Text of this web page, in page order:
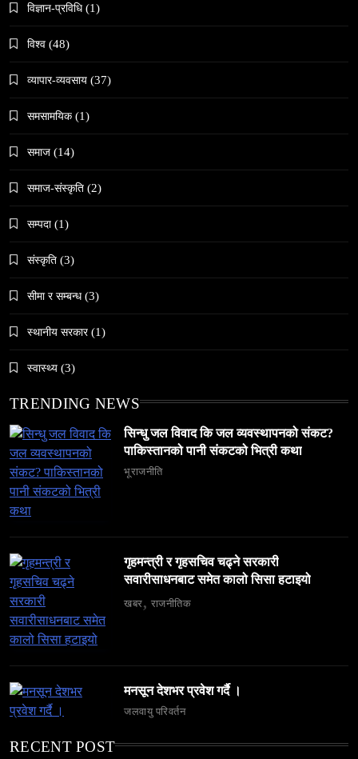
समाज
जनकपुरधाममा ‘मधेस प्रादेशिक ललितकला प्रदर्शनी
अलउला: साउदी अरबको रेगिस्तानी मोती र सांस्कृतिक
सम्पदाको केन्द्र
व्यापार-व्यवसाय समाज
टक्सारको परम्परागत धातु उद्योग संकटमा
February 22, 2026
विज्ञान-प्रविधि (1)
विश्व (48)
व्यापार-व्यवसाय (37)
समसामयिक (1)
समाज (14)
समाज-संस्कृति (2)
सम्पदा (1)
संस्कृति (3)
सीमा र सम्बन्ध (3)
स्थानीय सरकार (1)
स्वास्थ्य (3)
TRENDING NEWS
सिन्धु जल विवाद कि जल व्यवस्थापनको संकट?
पाकिस्तानको पानी संकटको भित्री कथा
भूराजनीति
गृहमन्त्री र गृहसचिव चढ्ने सरकारी
सवारीसाधनबाट समेत कालो सिसा हटाइयो
खबर राजनीतिक
मनसून देशभर प्रवेश गर्दै ।
जलवायु परिवर्तन
RECENT POST